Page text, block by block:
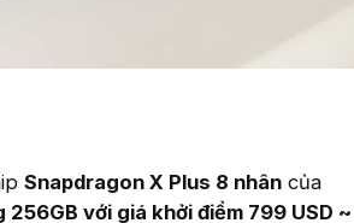
Snapdragon X Plus 8 nhân của
256GB với giá khởi điểm 799 USD ~